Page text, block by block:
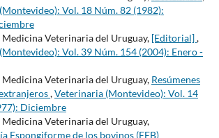
Vol. 18 Núm. 82 (1982):
Medicina Veterinaria del Uruguay, [Editorial],
Vol. 39 Núm. 154 (2004): Enero -
Medicina Veterinaria del Uruguay, Resúmenes
,Veterinaria (Montevideo): Vol. 14
Diciembre
Medicina Veterinaria del Uruguay,
Espongiforme de los bovinos (EEB)